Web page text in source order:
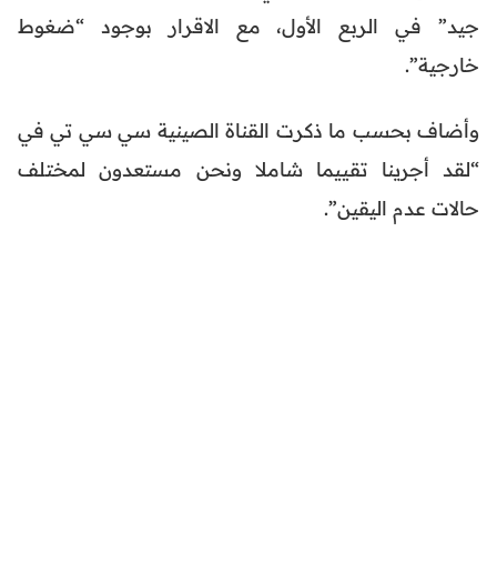
جيد” في الربع الأول، مع الاقرار بوجود “ضغوط
خارجية”.
وأضاف بحسب ما ذكرت القناة الصينية سي سي تي في
“لقد أجرينا تقييما شاملا ونحن مستعدون لمختلف
حالات عدم اليقين”.